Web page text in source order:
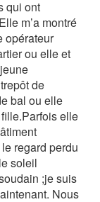
qui ont
m’a montré
opérateur
ou elle et
de
bal ou elle
elle
regard perdu
soleil
;je suis
Nous